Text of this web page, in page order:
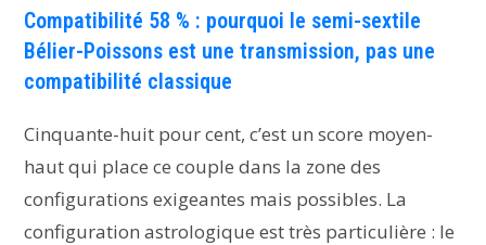
Compatibilité 58 % : pourquoi le semi-sextile
Bélier-Poissons est une transmission, pas une
compatibilité classique
Cinquante-huit pour cent, c’est un score moyen-
haut qui place ce couple dans la zone des
configurations exigeantes mais possibles. La
configuration astrologique est très particulière : le